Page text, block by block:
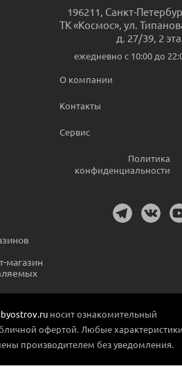
196211 Санкт-
ТК «Космос», ул.
д. 27/39, 2
ежедневно c 10:00 до
О компании
Контакты
Сервис
Политика
конфиденциальности
магазин
носит ознакомительный
офертой. Любые
производителем без уведомления.